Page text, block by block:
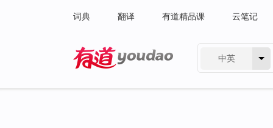
词典 翻译 有道精品课 云笔记
中英